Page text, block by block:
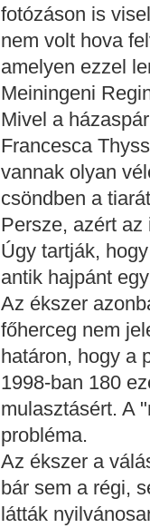
fotózáson is
nem volt hova
amelyen ezzel
Meiningeni
Mivel a
Francesca
vannak olyan
csöndben a
Persze, azért
Úgy tartják,
antik hajpánt
Az ékszer
főherceg nem
határon, hogy a
1998-ban 180
mulasztásért. A
probléma.
Az ékszer a
bár sem a régi,
látták